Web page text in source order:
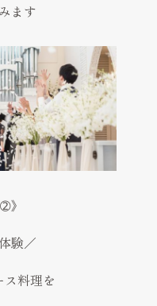
ます
》
験／
ス料理を